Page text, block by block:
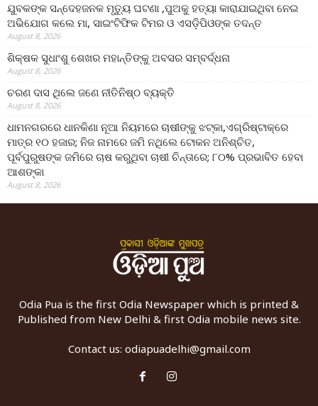
ଯୁବକଙ୍କ ସନ୍ଦେହଜନକ ମୃତ୍ୟୁ ଘଟଣା ,ପୁଅକୁ ହତ୍ୟା କାରାଯାଇଥିବା ନେଇ
ଅଭିଯୋଗ କଲେ ମା, ସାଇଂଟିଫିକ ଟିମର ଓ ଏସଡ଼ିପିଓଙ୍କ ତଦନ୍ତ
August 8, 2026
ଶିକ୍ଷକ ସୁଧାଂଶୁ ଶେଖର ମହାନ୍ତିଙ୍କୁ ଅବସର ସମ୍ବର୍ଦ୍ଧନା
August 8, 2026
ଚରଣ ଦାସ ଥିଲେ ଜଣେ ନୀତିନିଷ୍ଠ ବ୍ୟକ୍ତି
August 8, 2026
ଧାମନଗରରେ ଧାନକିଣା ନୂଆ ନିୟମରେ ଚାଷୀଙ୍କୁ ଝଟ୍‌କା,ଏଗ୍ରିଷ୍ଟାକ୍‌ରେ
ମାତ୍ର ୧୦ ହଜାର; ନିଜ ନାମରେ ଜମି ନଥିଲେ ଟୋକନ ଅନିଶ୍ଚିତ,
ପୂର୍ବପୁରୁଷଙ୍କ ଜମିରେ ଚାଷ କରୁଥିବା ଚାଷୀ ଚିନ୍ତାରେ; ୮୦% ପ୍ରଭାବିତ ହେବା
ଆଶଙ୍କା
August 8, 2026
Odia Pua is the first Odia Newspaper which is printed &
Published from New Delhi & first Odia mobile news site.
Contact us: odiapuadelhi@gmail.com